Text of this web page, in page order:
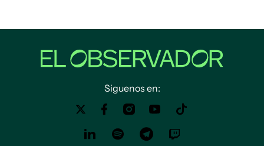
Siguenos en: